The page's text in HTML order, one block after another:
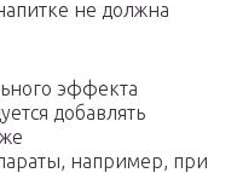
не должна
эффекта
добавлять
например, при